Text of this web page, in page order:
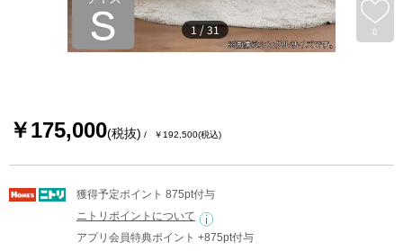
0
1/31
￥175,000(税抜) ￥192,500(税込)
獲得予定ポイント 875pt付与
ニトリポイントについて
アプリ会員特典ポイント +875pt付与